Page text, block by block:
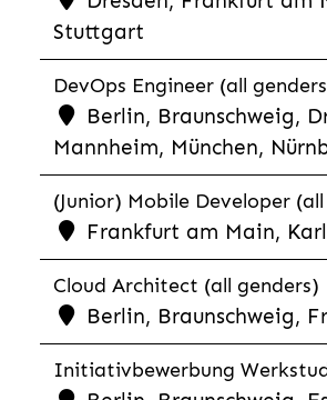
Stuttgart
DevOps Engineer (all
Berlin, Braunschweig,
Mannheim, München,
(Junior) Mobile Developer
Frankfurt am Main,
Cloud Architect (all genders)
Berlin, Braunschweig,
Initiativbewerbung